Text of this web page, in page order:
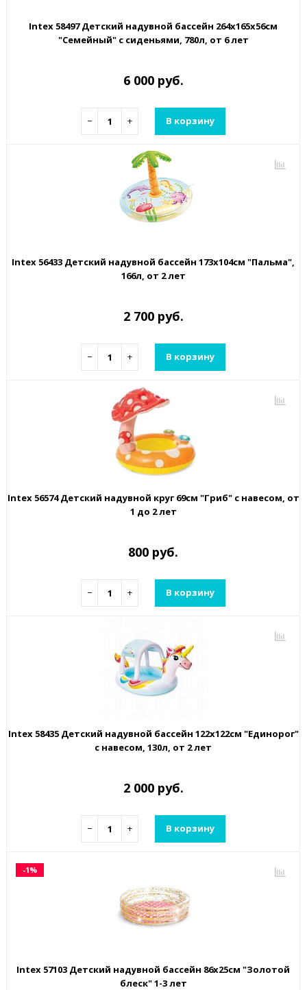
Intex 58497 Детский надувной бассейн 264х165х56см
"Семейный" с сиденьями, 780л, от 6 лет
6 000 руб.
− + В корзину
Intex 56433 Детский надувной бассейн 173х104см "Пальма",
166л, от 2 лет
2 700 руб.
− + В корзину
Intex 56574 Детский надувной круг 69см "Гриб" с навесом, от
1 до 2 лет
800 руб.
− + В корзину
Intex 58435 Детский надувной бассейн 122х122см "Единорог"
с навесом, 130л, от 2 лет
2 000 руб.
− + В корзину
-1%
Intex 57103 Детский надувной бассейн 86х25см "Золотой
блеск" 1-3 лет